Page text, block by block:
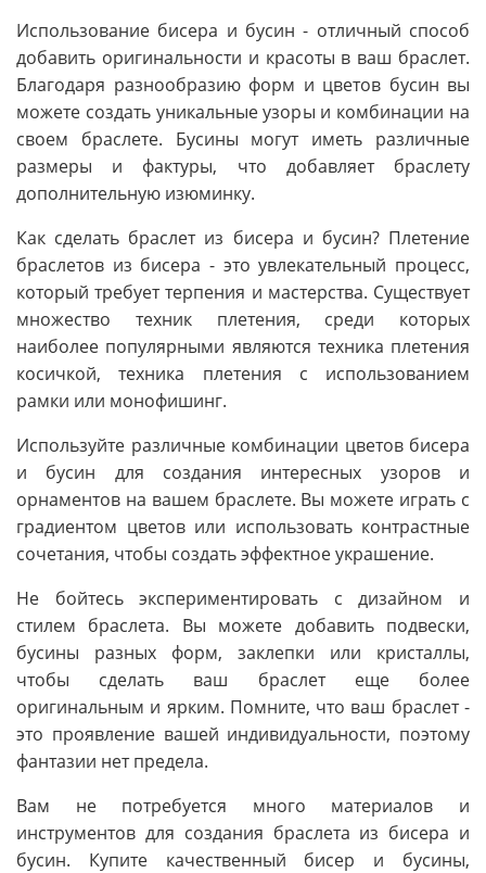
Использование бисера и бусин - отличный способ
добавить оригинальности и красоты в ваш браслет.
Благодаря разнообразию форм и цветов бусин вы
можете создать уникальные узоры и комбинации на
своем браслете. Бусины могут иметь различные
размеры и фактуры, что добавляет браслету
дополнительную изюминку.
Как сделать браслет из бисера и бусин? Плетение
браслетов из бисера - это увлекательный процесс,
который требует терпения и мастерства. Существует
множество техник плетения, среди которых
наиболее популярными являются техника плетения
косичкой, техника плетения с использованием
рамки или монофишинг.
Используйте различные комбинации цветов бисера
и бусин для создания интересных узоров и
орнаментов на вашем браслете. Вы можете играть с
градиентом цветов или использовать контрастные
сочетания, чтобы создать эффектное украшение.
Не бойтесь экспериментировать с дизайном и
стилем браслета. Вы можете добавить подвески,
бусины разных форм, заклепки или кристаллы,
чтобы сделать ваш браслет еще более
оригинальным и ярким. Помните, что ваш браслет -
это проявление вашей индивидуальности, поэтому
фантазии нет предела.
Вам не потребуется много материалов и
инструментов для создания браслета из бисера и
бусин. Купите качественный бисер и бусины,